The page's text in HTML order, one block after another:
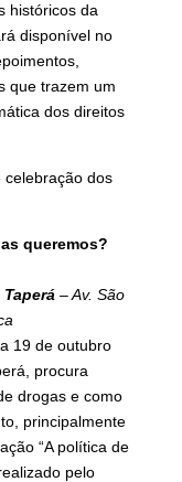
históricos da
disponível no
que trazem um
dos direitos
celebração dos
queremos?
– Av. São
19 de outubro
procura
drogas e como
principalmente
“A política de
pelo